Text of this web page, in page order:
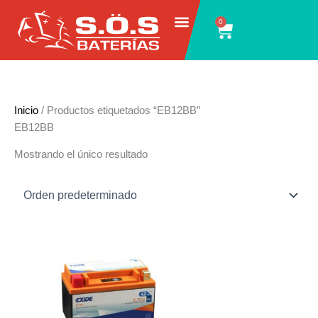
contenido
0
Carrito
Inicio / Productos etiquetados “EB12BB”
EB12BB
Mostrando el único resultado